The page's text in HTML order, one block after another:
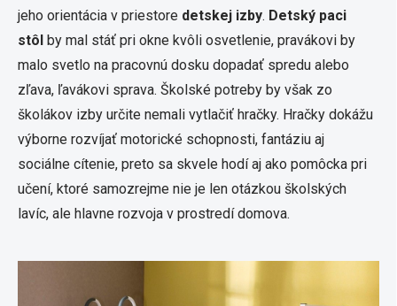
jeho orientácia v priestore detskej izby. Detský paci
stôl by mal stáť pri okne kvôli osvetlenie, pravákovi by
malo svetlo na pracovnú dosku dopadať spredu alebo
zľava, ľavákovi sprava. Školské potreby by však zo
školákov izby určite nemali vytlačiť hračky. Hračky dokážu
výborne rozvíjať motorické schopnosti, fantáziu aj
sociálne cítenie, preto sa skvele hodí aj ako pomôcka pri
učení, ktoré samozrejme nie je len otázkou školských
lavíc, ale hlavne rozvoja v prostredí domova.